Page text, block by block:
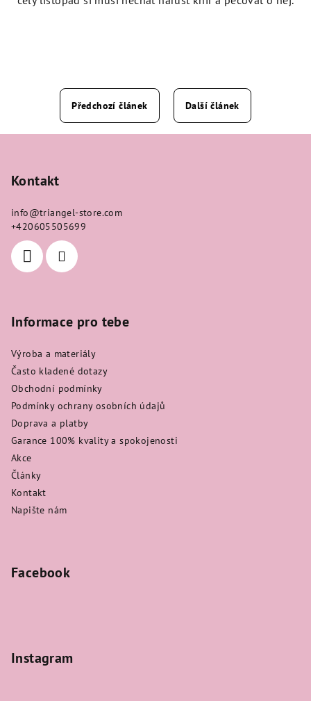
Předchozí článek Další článek
Kontakt
info@triangel-store.com
+420605505699
Informace pro tebe
Výroba a materiály
Často kladené dotazy
Obchodní podmínky
Podmínky ochrany osobních údajů
Doprava a platby
Garance 100% kvality a spokojenosti
Akce
Články
Kontakt
Napište nám
Facebook
Instagram